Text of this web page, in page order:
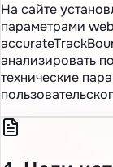
На сайте
параметрами
анализировать
технические